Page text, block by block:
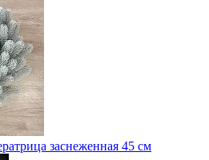
заснеженная 45 см